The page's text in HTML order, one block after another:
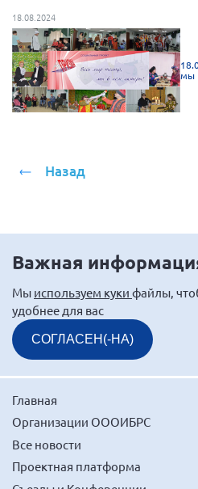
Калининградская область
Кемеровская область
Кировская область
Краснодарский край
Ленинградская область
Московская область
Мурманская область
Нижегородская область
Новгородская область
Новосибирская область
Омская область
Пензенская область
Республика Башкортостан
Республика Бурятия
18.08.2024
мы
Назад
Важная
Мы используем куки файлы,
удобнее для вас
СОГЛАСЕН(-НА)
Главная
Организации ОООИБРС
Все новости
Проектная платформа